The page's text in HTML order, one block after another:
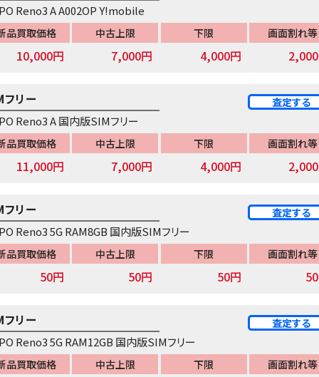
Reno3 A A002OP Y!mobile
品買取価格
10,000円
中古上限
7,000円
下限
4,000円
画面割れ等
Reno3 A 国内版SIMフリー
リー 査定する
品買取価格
11,000円
中古上限
7,000円
下限
4,000円
画面割れ等
Reno3 5G RAM8GB 国内版SIMフリー
リー 査定する
品買取価格
50円
中古上限
50円
下限
50円
画面割れ等
Reno3 5G RAM12GB 国内版SIMフリー
リー 査定する
品買取価格 中古上限 下限 画面割れ等